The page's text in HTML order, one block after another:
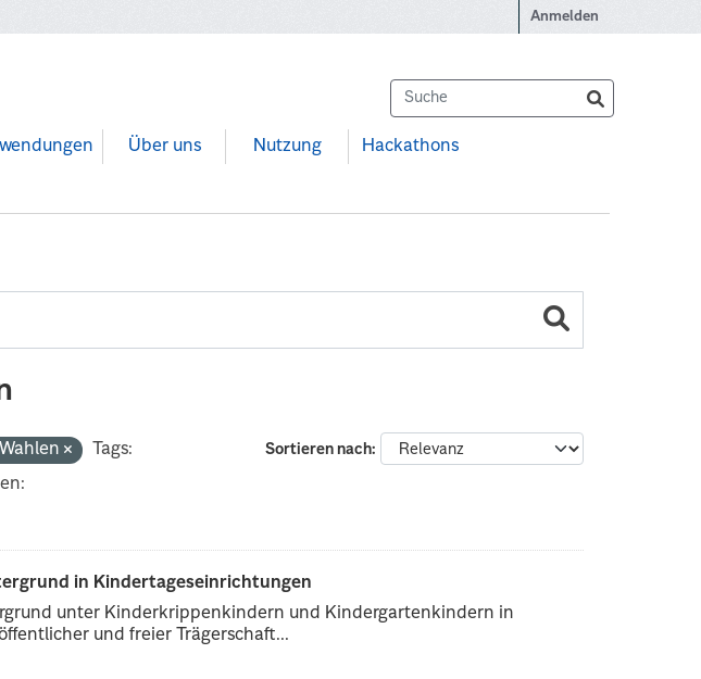
Anmelden
Über uns Nutzung Hackathons
Sortieren nach
Tags:
in Kindertageseinrichtungen
unter Kinderkrippenkindern und Kindergartenkindern in
und freier Trägerschaft...